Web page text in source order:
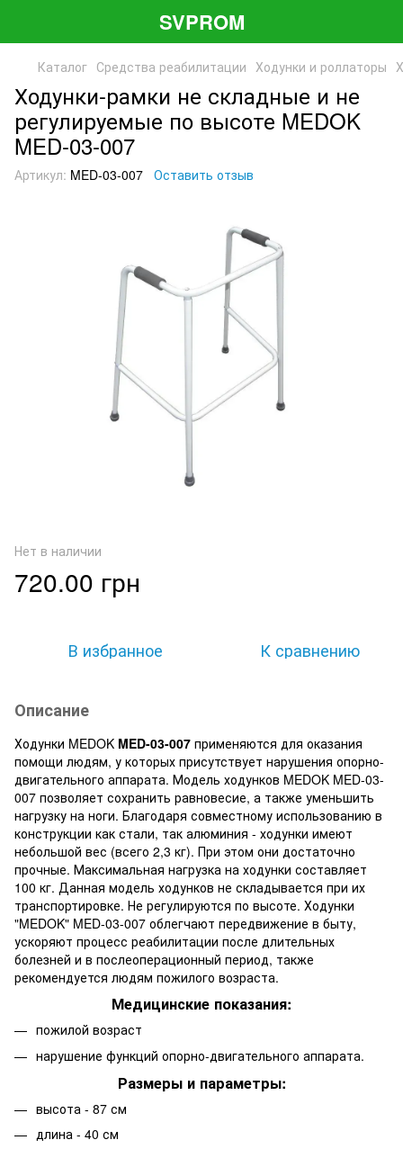
SVPROM
Каталог Средства реабилитации Ходунки и роллаторы
Ходунки-рамки не складные и не
регулируемые по высоте MEDOK
MED-03-007
Артикул: MED-03-007 Оставить отзыв
Нет в наличии
720.00 грн
В избранное К сравнению
Описание
Ходунки MEDOK MED-03-007 применяются для оказания
помощи людям, у которых присутствует нарушения опорно-
двигательного аппарата. Модель ходунков MEDOK MED-03-
007 позволяет сохранить равновесие, а также уменьшить
нагрузку на ноги. Благодаря совместному использованию в
конструкции как стали, так алюминия - ходунки имеют
небольшой вес (всего 2,3 кг). При этом они достаточно
прочные. Максимальная нагрузка на ходунки составляет
100 кг. Данная модель ходунков не складывается при их
транспортировке. Не регулируются по высоте. Ходунки
"MEDOK" MED-03-007 облегчают передвижение в быту,
ускоряют процесс реабилитации после длительных
болезней и в послеоперационный период, также
рекомендуется людям пожилого возраста.
Медицинские показания:
пожилой возраст
нарушение функций опорно-двигательного аппарата.
Размеры и параметры:
высота - 87 см
длина - 40 см